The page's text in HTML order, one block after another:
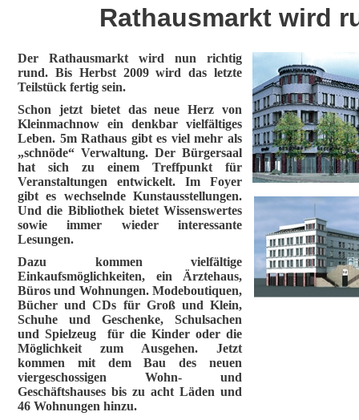
Rathausmarkt wird
Der Rathausmarkt wird nun richtig
rund. Bis Herbst 2009 wird das letzte
Teilstück fertig sein.
Schon jetzt bietet das neue Herz von
Kleinmachnow ein denkbar vielfältiges
Leben. 5m Rathaus gibt es viel mehr als
„schnöde“ Verwaltung. Der Bürgersaal
hat sich zu einem Treffpunkt für
Veranstaltungen entwickelt. Im Foyer
gibt es wechselnde Kunstausstellungen.
Und die Bibliothek bietet Wissenswertes
sowie immer wieder interessante
Lesungen.
Dazu kommen vielfältige
Einkaufsmöglichkeiten, ein Ärztehaus,
Büros und Wohnungen. Modeboutiquen,
Bücher und CDs für Groß und Klein,
Schuhe und Geschenke, Schulsachen
und Spielzeug für die Kinder oder die
Möglichkeit zum Ausgehen. Jetzt
kommen mit dem Bau des neuen
viergeschossigen Wohn- und
Geschäftshauses bis zu acht Läden und
46 Wohnungen hinzu.